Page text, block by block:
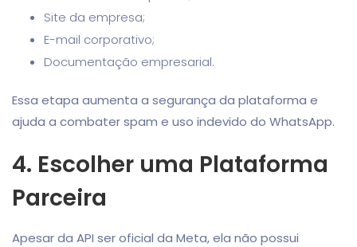
Site da empresa;
E-mail corporativo;
Documentação empresarial.
Essa etapa aumenta a segurança da plataforma e
ajuda a combater spam e uso indevido do WhatsApp.
4. Escolher uma Plataforma
Parceira
Apesar da API ser oficial da Meta, ela não possui